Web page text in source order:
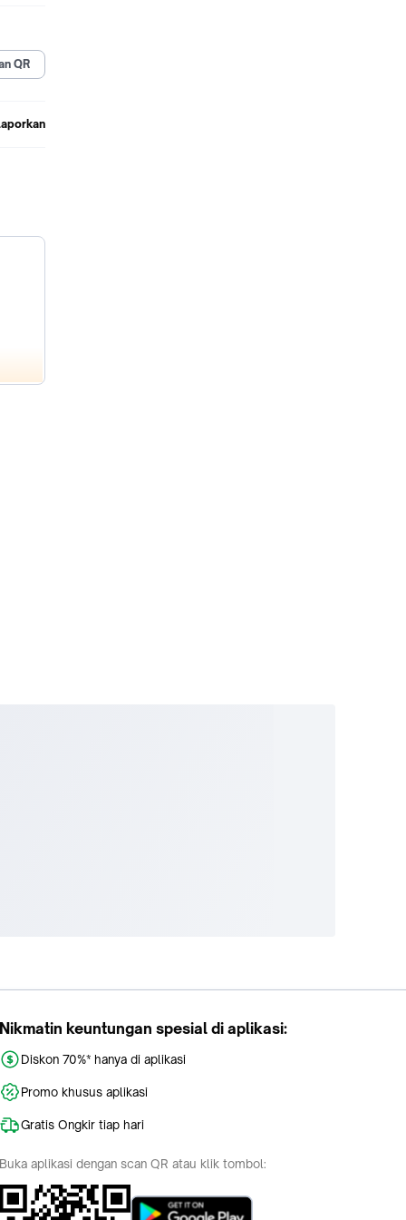
QR
Nikmatin keuntungan spesial di aplikasi:
Diskon 70%* hanya di aplikasi
Promo khusus aplikasi
Gratis Ongkir tiap hari
Buka aplikasi dengan scan QR atau klik tombol: